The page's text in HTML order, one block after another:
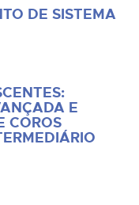
DE SISTEMA
E
COROS